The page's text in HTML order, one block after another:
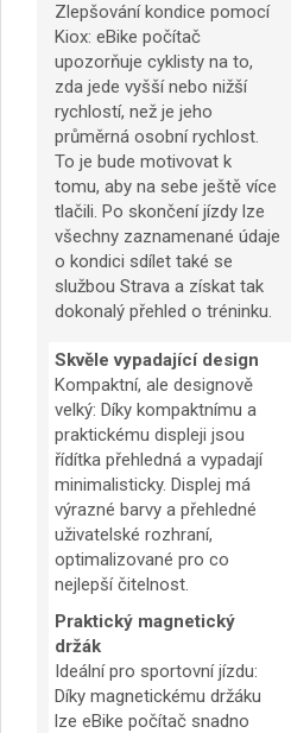
Zlepšování kondice pomocí
Kiox: eBike počítač
upozorňuje cyklisty na to,
zda jede vyšší nebo nižší
rychlostí, než je jeho
průměrná osobní rychlost.
To je bude motivovat k
tomu, aby na sebe ještě více
tlačili. Po skončení jízdy lze
všechny zaznamenané údaje
o kondici sdílet také se
službou Strava a získat tak
dokonalý přehled o tréninku.
Skvěle vypadající design
Kompaktní, ale designově
velký: Díky kompaktnímu a
praktickému displeji jsou
řídítka přehledná a vypadají
minimalisticky. Displej má
výrazné barvy a přehledné
uživatelské rozhraní,
optimalizované pro co
nejlepší čitelnost.
Praktický magnetický
držák
Ideální pro sportovní jízdu:
Díky magnetickému držáku
lze eBike počítač snadno